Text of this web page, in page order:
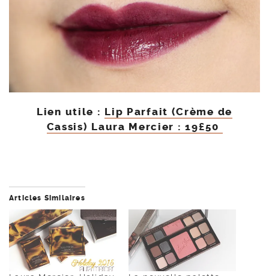
Lien utile : Lip Parfait (Crème de
Cassis) Laura Mercier : 19£50
Articles Similaires